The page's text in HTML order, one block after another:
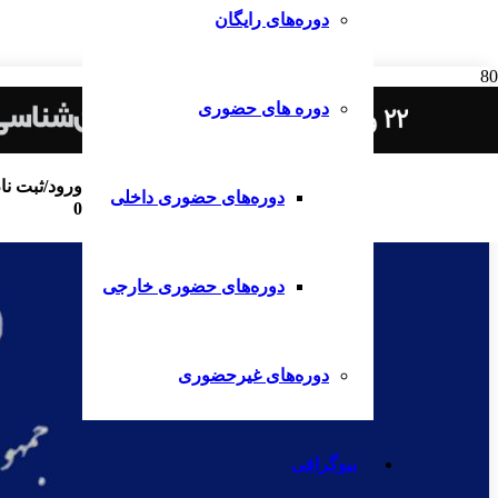
دوره‌های رایگان
دوره های حضوری
دوره‌های حضوری داخلی
دوره‌های حضوری خارجی
دوره‌های غیرحضوری
بیوگرافی
ورود/ثبت
0